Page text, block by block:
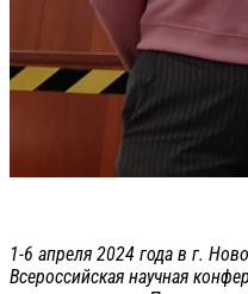
1-6 апреля 2024 года в г.
Всероссийская научная